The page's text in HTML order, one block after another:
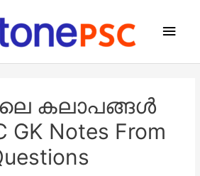
Main
കലാപങ്ങൾ
GK Notes From